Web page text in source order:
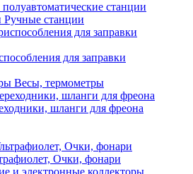
станции
Ручные станции
для заправки
Весы, термометры
шланги для фреона
Очки, фонари